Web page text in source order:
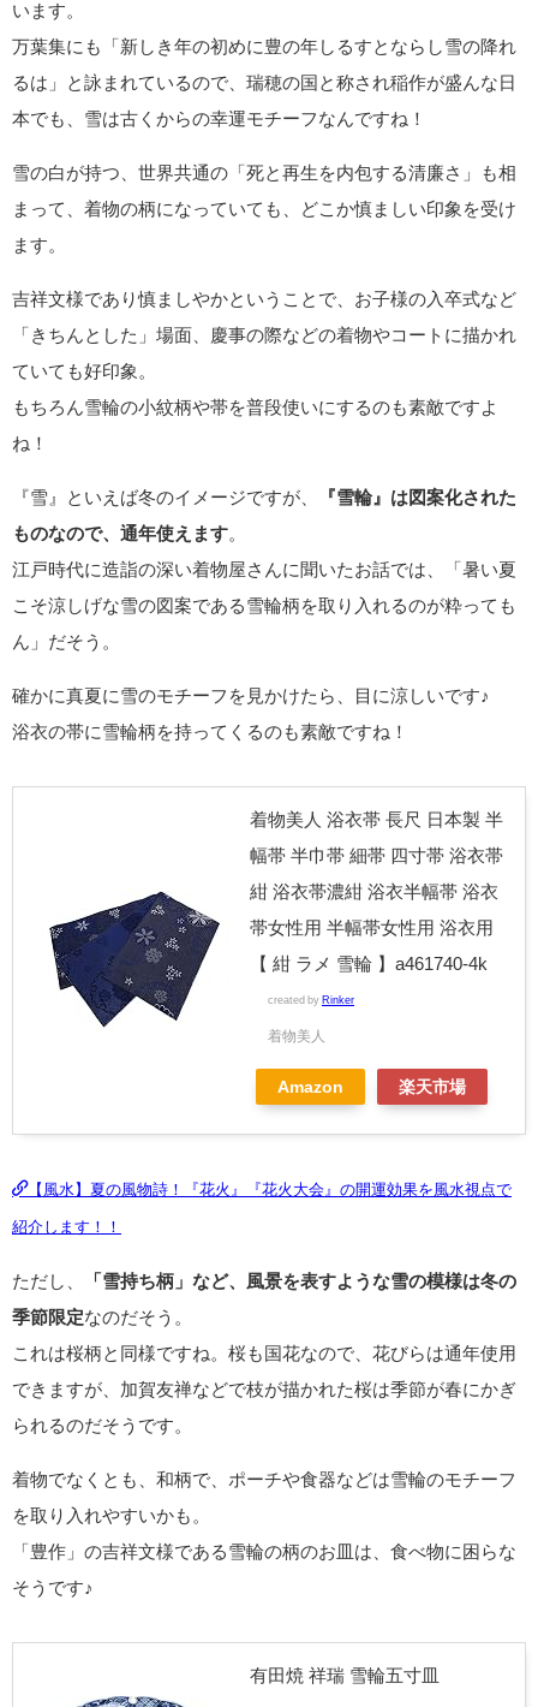
います。
万葉集にも「新しき年の初めに豊の年しるすとならし雪の降れ
るは」と詠まれているので、瑞穂の国と称され稲作が盛んな日
本でも、雪は古くからの幸運モチーフなんですね！
雪の白が持つ、世界共通の「死と再生を内包する清廉さ」も相
まって、着物の柄になっていても、どこか慎ましい印象を受け
ます。
吉祥文様であり慎ましやかということで、お子様の入卒式など
「きちんとした」場面、慶事の際などの着物やコートに描かれ
ていても好印象。
もちろん雪輪の小紋柄や帯を普段使いにするのも素敵ですよ
ね！
『雪』といえば冬のイメージですが、
『雪輪』は図案化された
ものなので、通年使えます。
江戸時代に造詣の深い着物屋さんに聞いたお話では、「暑い夏
こそ涼しげな雪の図案である雪輪柄を取り入れるのが粋っても
ん」だそう。
確かに真夏に雪のモチーフを見かけたら、目に涼しいです♪
浴衣の帯に雪輪柄を持ってくるのも素敵ですね！
着物美人 浴衣帯 長尺 日本製 半
幅帯 半巾帯 細帯 四寸帯 浴衣帯
紺 浴衣帯濃紺 浴衣半幅帯 浴衣
帯女性用 半幅帯女性用 浴衣用
【 紺 ラメ 雪輪 】a461740-4k
created by Rinker
着物美人
Amazon 楽天市場
【風水】夏の風物詩！『花火』『花火大会』の開運効果を風水視点で
紹介します！！
ただし、
「雪持ち柄」など、風景を表すような雪の模様は冬の
季節限定なのだそう。
これは桜柄と同様ですね。桜も国花なので、花びらは通年使用
できますが、加賀友禅などで枝が描かれた桜は季節が春にかぎ
られるのだそうです。
着物でなくとも、和柄で、ポーチや食器などは雪輪のモチーフ
を取り入れやすいかも。
「豊作」の吉祥文様である雪輪の柄のお皿は、食べ物に困らな
そうです♪
有田焼 祥瑞 雪輪五寸皿